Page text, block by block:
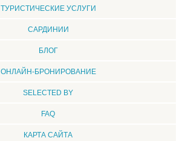
ТУРИСТИЧЕСКИЕ УСЛУГИ
CАРДИНИИ
БЛОГ
ОНЛАЙН-БРОНИРОВАНИЕ
SELECTED BY
FAQ
КАРТА САЙТА